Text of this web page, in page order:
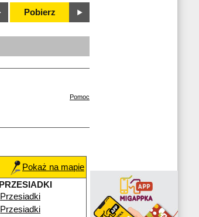
Pobierz
Pomoc
Pokaż na mapie
PRZESIADKI
Przesiadki
Przesiadki